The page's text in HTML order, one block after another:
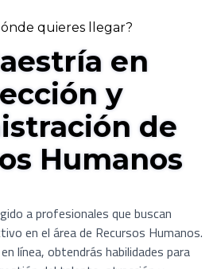
quieres llegar?
en
y
de
Humanos
a profesionales que buscan
en el área de Recursos Humanos.
línea, obtendrás habilidades para